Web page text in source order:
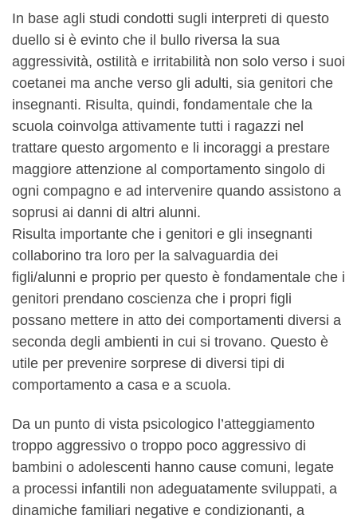
In base agli studi condotti sugli interpreti di questo
duello si è evinto che il bullo riversa la sua
aggressività, ostilità e irritabilità non solo verso i suoi
coetanei ma anche verso gli adulti, sia genitori che
insegnanti. Risulta, quindi, fondamentale che la
scuola coinvolga attivamente tutti i ragazzi nel
trattare questo argomento e li incoraggi a prestare
maggiore attenzione al comportamento singolo di
ogni compagno e ad intervenire quando assistono a
soprusi ai danni di altri alunni.
Risulta importante che i genitori e gli insegnanti
collaborino tra loro per la salvaguardia dei
figli/alunni e proprio per questo è fondamentale che i
genitori prendano coscienza che i propri figli
possano mettere in atto dei comportamenti diversi a
seconda degli ambienti in cui si trovano. Questo è
utile per prevenire sorprese di diversi tipi di
comportamento a casa e a scuola.
Da un punto di vista psicologico l’atteggiamento
troppo aggressivo o troppo poco aggressivo di
bambini o adolescenti hanno cause comuni, legate
a processi infantili non adeguatamente sviluppati, a
dinamiche familiari negative e condizionanti, a